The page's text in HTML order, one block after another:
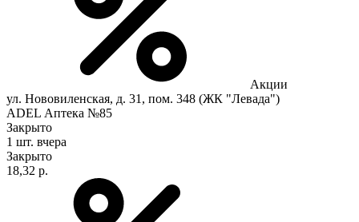
Акции
ул. Нововиленская, д. 31, пом. 348 (ЖК "Левада")
ADEL Аптека №85
Закрыто
1 шт. вчера
Закрыто
18,32 р.